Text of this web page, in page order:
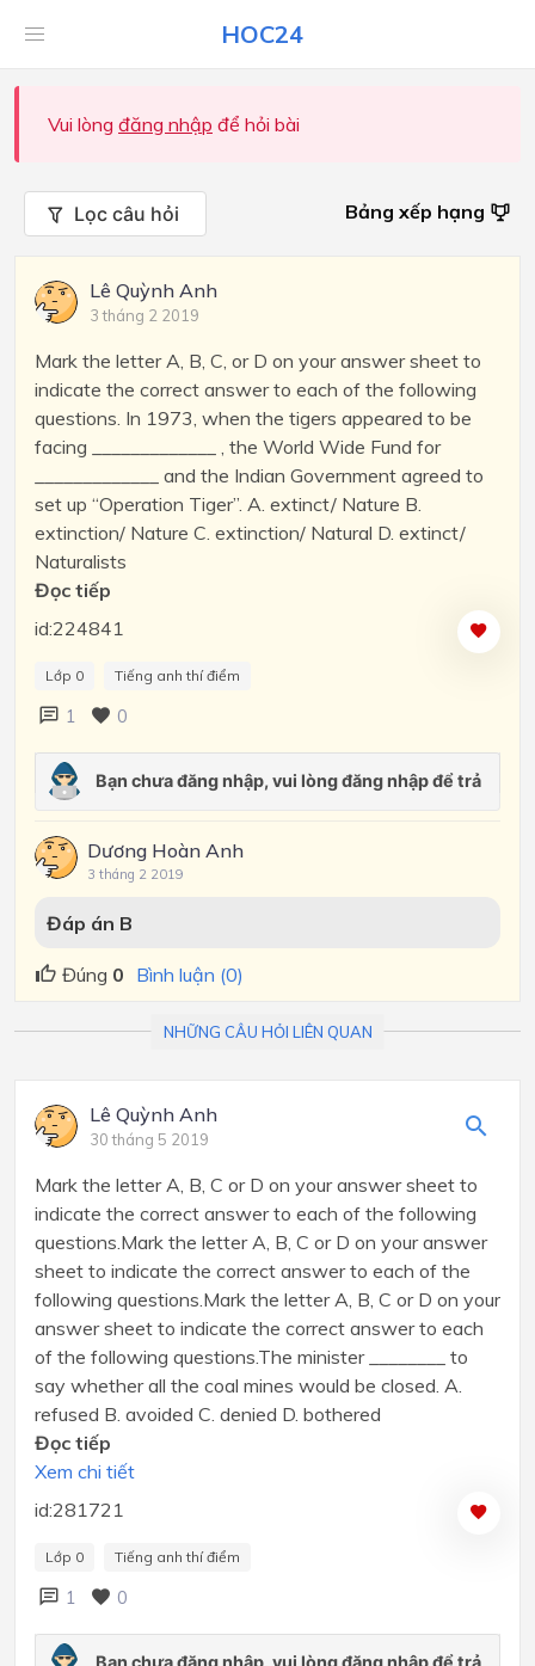
HOC24
Vui lòng đăng nhập để hỏi bài
Lọc câu hỏi Bảng xếp hạng
Lê Quỳnh Anh
3 tháng 2 2019
Mark the letter A, B, C, or D on your answer sheet to
indicate the correct answer to each of the following
questions. In 1973, when the tigers appeared to be
facing _____________ , the World Wide Fund for
_____________ and the Indian Government agreed to
set up “Operation Tiger”. A. extinct/ Nature B.
extinction/ Nature C. extinction/ Natural D. extinct/
Naturalists
Đọc tiếp
id:224841
Lớp 0 Tiếng anh thí điểm
1 0
Dương Hoàn Anh
3 tháng 2 2019
Đáp án B
Đúng 0 Bình luận (0)
NHỮNG CÂU HỎI LIÊN QUAN
Lê Quỳnh Anh
30 tháng 5 2019
Mark the letter A, B, C or D on your answer sheet to
indicate the correct answer to each of the following
questions.Mark the letter A, B, C or D on your answer
sheet to indicate the correct answer to each of the
following questions.Mark the letter A, B, C or D on your
answer sheet to indicate the correct answer to each
of the following questions.The minister ________ to
say whether all the coal mines would be closed. A.
refused B. avoided C. denied D. bothered
Đọc tiếp
Xem chi tiết
id:281721
Lớp 0 Tiếng anh thí điểm
1 0